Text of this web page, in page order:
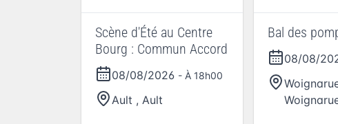
Scène d'Été au Centre
Bourg : Commun Accord
08/08/2026 - À 18h00
Ault , Ault
Bal des
08/08/